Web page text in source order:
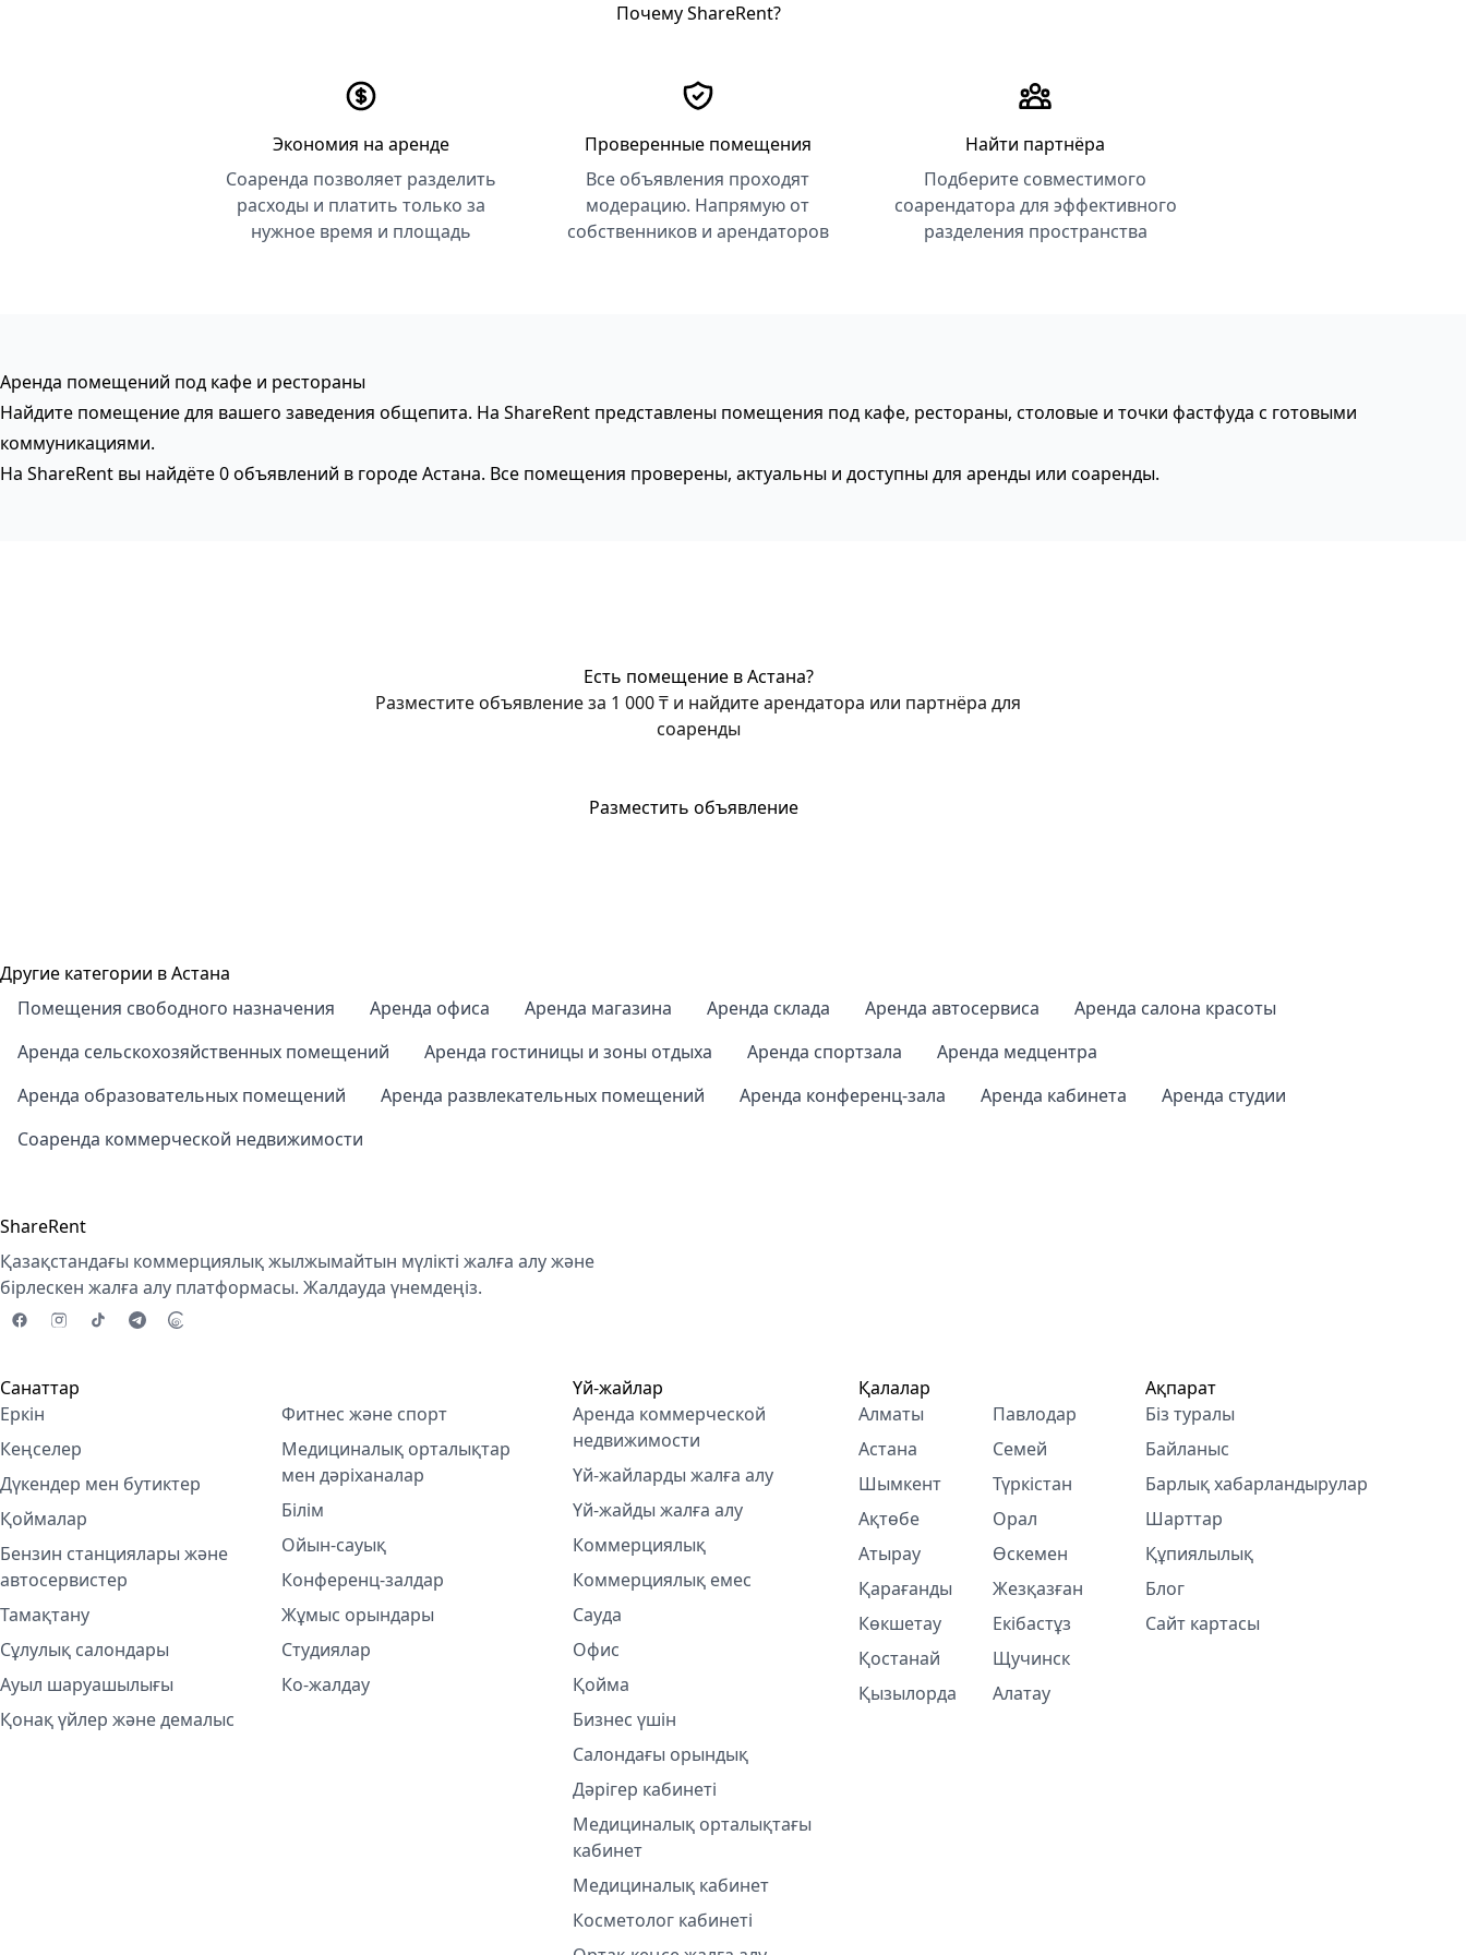
Почему ShareRent?
Экономия на аренде
Соаренда позволяет разделить
расходы и платить только за
нужное время и площадь
Проверенные помещения
Все объявления проходят
модерацию. Напрямую от
собственников и арендаторов
Найти партнёра
Подберите совместимого
соарендатора для эффективного
разделения пространства
Аренда помещений под кафе и рестораны
Найдите помещение для вашего заведения общепита. На ShareRent представлены помещения под кафе, рестораны, столовые и точки фастфуда с готовыми
коммуникациями.
На ShareRent вы найдёте 0 объявлений в городе Астана. Все помещения проверены, актуальны и доступны для аренды или соаренды.
Есть помещение в Астана?
Разместите объявление за 1 000 ₸ и найдите арендатора или партнёра для
соаренды
Разместить объявление
Другие категории в Астана
Помещения свободного назначения
Аренда офиса Аренда магазина Аренда склада Аренда автосервиса
Аренда салона красоты
Аренда сельскохозяйственных помещений
Аренда гостиницы и зоны отдыха Аренда спортзала
Аренда медцентра
Аренда образовательных помещений
Аренда развлекательных помещений Аренда конференц-зала Аренда кабинета
Аренда студии
Соаренда коммерческой недвижимости
ShareRent
Қазақстандағы коммерциялық жылжымайтын мүлікті жалға алу және
бірлескен жалға алу платформасы. Жалдауда үнемдеңіз.
Санаттар
Еркін
Кеңселер
Дүкендер мен бутиктер
Қоймалар
Бензин станциялары және
автосервистер
Тамақтану
Сұлулық салондары
Ауыл шаруашылығы
Қонақ үйлер және демалыс
Фитнес және спорт
Медициналық орталықтар
мен дәріханалар
Білім
Ойын-сауық
Конференц-залдар
Жұмыс орындары
Студиялар
Ко-жалдау
Үй-жайлар
Аренда коммерческой
недвижимости
Үй-жайларды жалға алу
Үй-жайды жалға алу
Коммерциялық
Коммерциялық емес
Сауда
Офис
Қойма
Бизнес үшін
Салондағы орындық
Дәрігер кабинеті
Медициналық орталықтағы
кабинет
Медициналық кабинет
Косметолог кабинетi
Қалалар
Алматы
Астана
Шымкент
Ақтөбе
Атырау
Қарағанды
Көкшетау
Қостанай
Қызылорда
Павлодар
Семей
Түркістан
Орал
Өскемен
Жезқазған
Екібастұз
Щучинск
Алатау
Ақпарат
Біз туралы
Байланыс
Барлық хабарландырулар
Шарттар
Құпиялылық
Блог
Сайт картасы